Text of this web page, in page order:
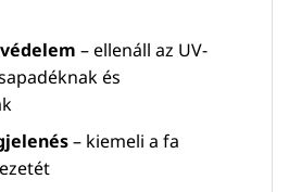
– ellenáll az UV-
és
– kiemeli a fa